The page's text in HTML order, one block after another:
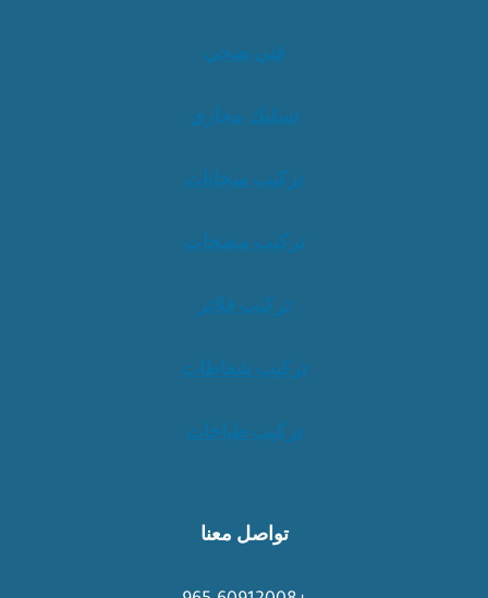
فني صحي
تسليك مجاري
تركيب سخانات
تركيب مضخات
تركيب فلاتر
تركيب شفاطات
تركيب طباخات
تواصل معنا